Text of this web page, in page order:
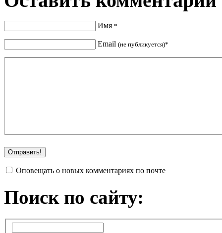
Имя *
Email (не публикуется)*
Оповещать о новых комментариях по почте
Поиск по сайту: